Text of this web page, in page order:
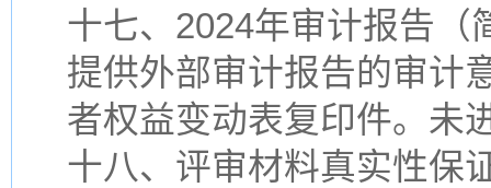
十七、2024年审计报告（
提供外部审计报告的审计
者权益变动表复印件。未
十八、评审材料真实性保